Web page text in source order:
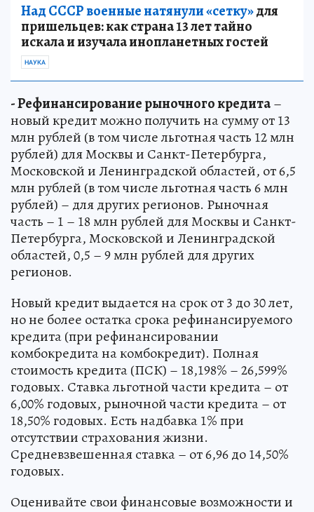
Над СССР военные натянули «сетку»для
пришельцев: как страна 13 лет тайно
искала и изучала инопланетных гостей
НАУКА
- Рефинансирование рыночного кредита–
новый кредит можно получить на сумму от 13
млн рублей (в том числе льготная часть 12 млн
рублей) для Москвы и Санкт-Петербурга,
Московской и Ленинградской областей, от 6,5
млн рублей (в том числе льготная часть 6 млн
рублей) – для других регионов. Рыночная
часть – 1 – 18 млн рублей для Москвы и Санкт-
Петербурга, Московской и Ленинградской
областей, 0,5 – 9 млн рублей для других
регионов.
Новый кредит выдается на срок от 3 до 30 лет,
но не более остатка срока рефинансируемого
кредита (при рефинансировании
комбокредита на комбокредит). Полная
стоимость кредита (ПСК) – 18,198% – 26,599%
годовых. Ставка льготной части кредита – от
6,00% годовых, рыночной части кредита – от
18,50% годовых. Есть надбавка 1% при
отсутствии страхования жизни.
Средневзвешенная ставка – от 6,96 до 14,50%
годовых.
Оценивайте свои финансовые возможности и